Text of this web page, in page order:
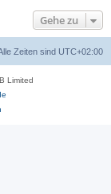
Gehe zu
Zeiten sind UTC+02:00
Limited